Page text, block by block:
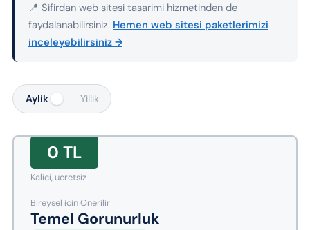
📍 Sifirdan web sitesi tasarimi hizmetinden de
faydalanabilirsiniz. Hemen web sitesi paketlerimizi
inceleyebilirsiniz →
Aylik Yillik
0 TL
Kalici, ucretsiz
Bireysel icin Onerilir
Temel Gorunurluk